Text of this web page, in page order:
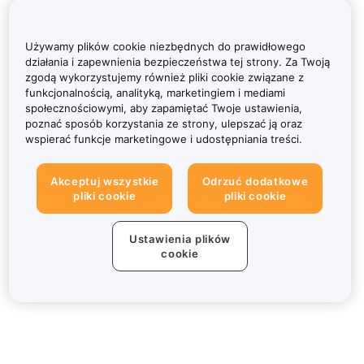
Używamy plików cookie niezbędnych do prawidłowego
działania i zapewnienia bezpieczeństwa tej strony. Za Twoją
zgodą wykorzystujemy również pliki cookie związane z
funkcjonalnością, analityką, marketingiem i mediami
społecznościowymi, aby zapamiętać Twoje ustawienia,
poznać sposób korzystania ze strony, ulepszać ją oraz
wspierać funkcje marketingowe i udostępniania treści.
Akceptuj wszystkie
pliki cookie
Odrzuć dodatkowe
pliki cookie
Ustawienia plików
cookie